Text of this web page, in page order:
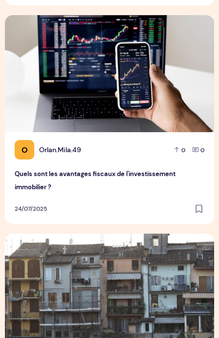
O Orlan.Mila.49 0 0
Quels sont les avantages fiscaux de l'investissement
immobilier ?
24/07/2025
Quels sont les avantages fiscaux de l'investissement
Quels sont les critères à prendre en compte pour choisir